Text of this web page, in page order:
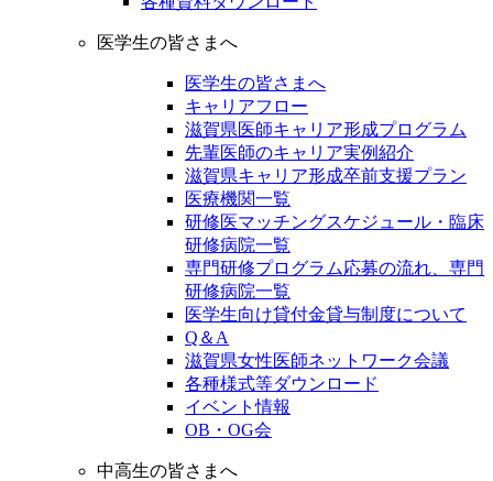
医学生の皆さまへ
医学生の皆さまへ
キャリアフロー
滋賀県医師キャリア形成プログラム
先輩医師のキャリア実例紹介
滋賀県キャリア形成卒前支援プラン
医療機関一覧
研修医マッチングスケジュール・臨床
研修病院一覧
専門研修プログラム応募の流れ、専門
研修病院一覧
医学生向け貸付金貸与制度について
Q＆A
滋賀県女性医師ネットワーク会議
各種様式等ダウンロード
イベント情報
OB・OG会
中高生の皆さまへ